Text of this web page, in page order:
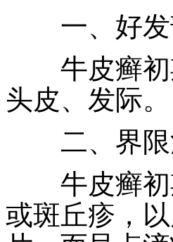
一、好发
牛皮癣初
头皮、发际。
二、界限
牛皮癣初
或斑丘疹，